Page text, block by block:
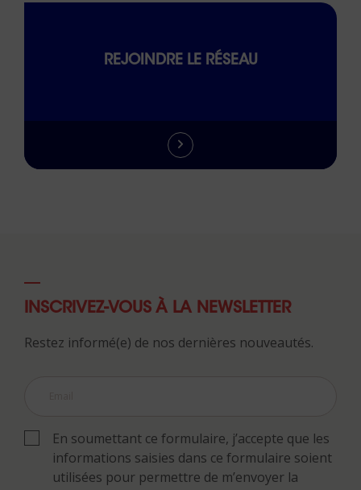
REJOINDRE LE RÉSEAU
INSCRIVEZ-VOUS À LA NEWSLETTER
Restez informé(e) de nos dernières nouveautés.
En soumettant ce formulaire, j’accepte que les
informations saisies dans ce formulaire soient
utilisées pour permettre de m’envoyer la